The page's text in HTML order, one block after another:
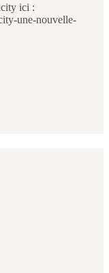
ici :
une-nouvelle-